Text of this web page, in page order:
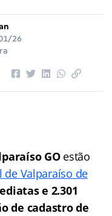
26
GOestão
Valparaíso de
e 2.301
de cadastro de